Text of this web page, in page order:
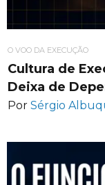
O VOO DA EXECUÇÃO
Cultura de
Deixa de
Por Sérgio